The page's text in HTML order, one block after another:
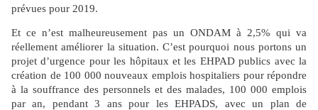
prévues pour 2019.
Et ce n’est malheureusement pas un ONDAM à 2,5% qui va
réellement améliorer la situation. C’est pourquoi nous portons un
projet d’urgence pour les hôpitaux et les EHPAD publics avec la
création de 100 000 nouveaux emplois hospitaliers pour répondre
à la souffrance des personnels et des malades, 100 000 emplois
par an, pendant 3 ans pour les EHPADS, avec un plan de